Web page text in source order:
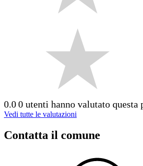
0.00 utenti hanno valutato questa
Vedi tutte le valutazioni
Contatta il comune